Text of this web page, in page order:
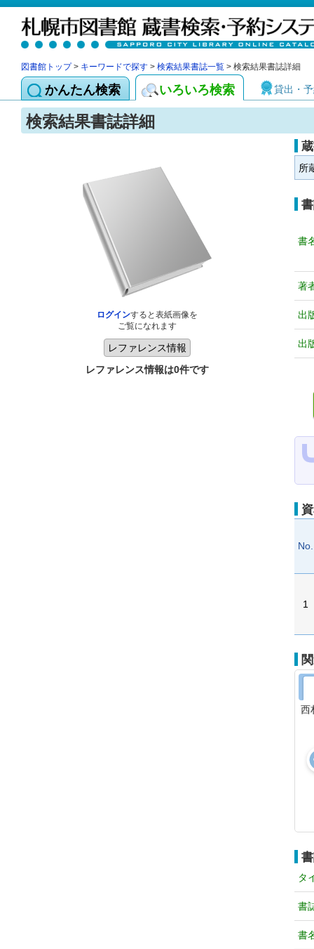
図書館トップ> キーワードで探す > 検索結果書誌一覧 > 検索結果書誌詳細
かんたん検索 いろいろ検索 貸出・
検索結果書誌詳細
ログインすると表紙画像を
ご覧になれます
レファレンス情報は0件です
所
書
著
出
出
No.
1
西
タ
書
書